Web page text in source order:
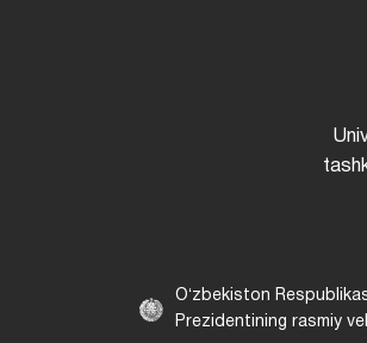
Oʻzbekiston
Prezidentining rasmiy